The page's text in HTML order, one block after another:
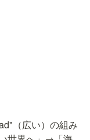
（広い）の組み